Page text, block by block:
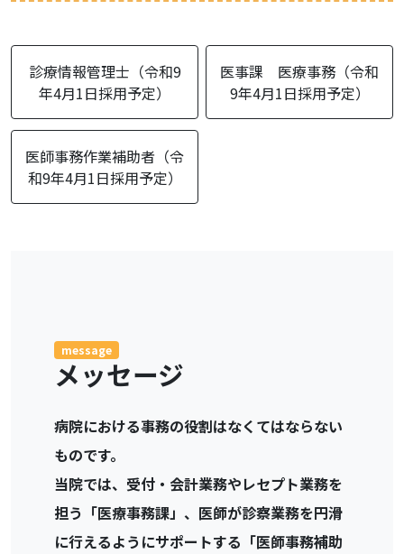
診療情報管理士（令和9
年4月1日採用予定）
医事課 医療事務（令和
9年4月1日採用予定）
医師事務作業補助者（令
和9年4月1日採用予定）
message
メッセージ
病院における事務の役割はなくてはならない
ものです。
当院では、受付・会計業務やレセプト業務を
担う「医療事務課」、医師が診察業務を円滑
に行えるようにサポートする「医師事務補助